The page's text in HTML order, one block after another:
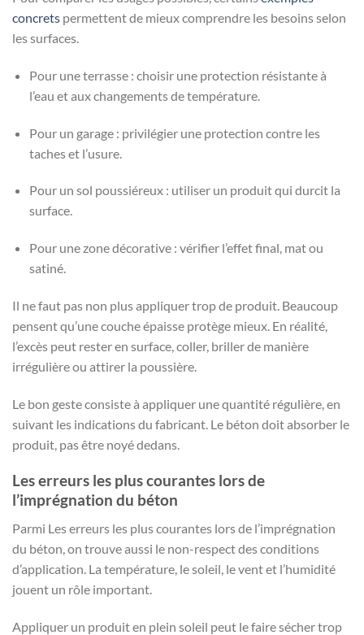
concrets permettent de mieux comprendre les besoins selon
les surfaces.
Pour une terrasse : choisir une protection résistante à
l’eau et aux changements de température.
Pour un garage : privilégier une protection contre les
taches et l’usure.
Pour un sol poussiéreux : utiliser un produit qui durcit la
surface.
Pour une zone décorative : vérifier l’effet final, mat ou
satiné.
Il ne faut pas non plus appliquer trop de produit. Beaucoup
pensent qu’une couche épaisse protège mieux. En réalité,
l’excès peut rester en surface, coller, briller de manière
irrégulière ou attirer la poussière.
Le bon geste consiste à appliquer une quantité régulière, en
suivant les indications du fabricant. Le béton doit absorber le
produit, pas être noyé dedans.
Les erreurs les plus courantes lors de
l’imprégnation du béton
Parmi Les erreurs les plus courantes lors de l’imprégnation
du béton, on trouve aussi le non-respect des conditions
d’application. La température, le soleil, le vent et l’humidité
jouent un rôle important.
Appliquer un produit en plein soleil peut le faire sécher trop